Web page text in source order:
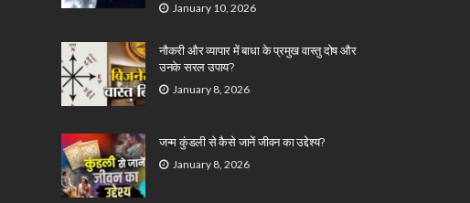
January 10, 2026
नौकरी और व्यापार में बाधा के प्रमुख वास्तु दोष और
उनके सरल उपाय?
January 8, 2026
जन्म कुंडली से कैसे जानें जीवन का उद्देश्य?
January 8, 2026